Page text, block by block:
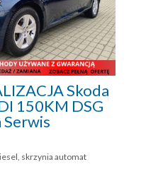
Skoda
150KM DSG
Serwis
skrzynia automat